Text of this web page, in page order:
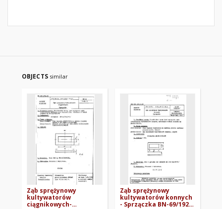
OBJECTS similar
Ząb sprężynowy
kultywatorów
ciągnikowych-
Ząb sprężynowy
kultywatorów konnych
- Sprzączka BN-69/1923-